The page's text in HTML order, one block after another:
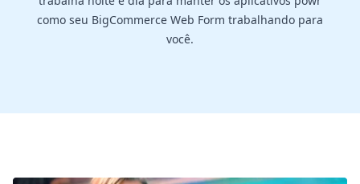
como seu BigCommerce Web Form trabalhando para
você.